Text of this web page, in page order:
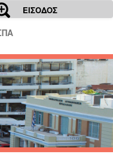
ΕΙΣΟΔΟΣ